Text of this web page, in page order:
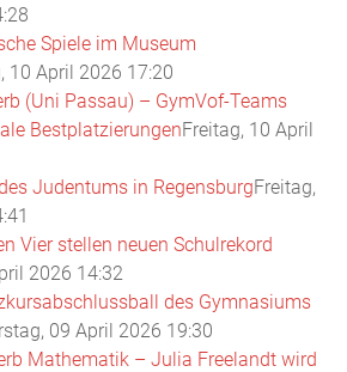
Spiele im Museum
10 April 2026 17:20
(Uni Passau) – GymVof-Teams
BestplatzierungenFreitag, 10 April
Judentums in RegensburgFreitag,
Vier stellen neuen Schulrekord
2026 14:32
des Gymnasiums
09 April 2026 19:30
Mathematik – Julia Freelandt wird